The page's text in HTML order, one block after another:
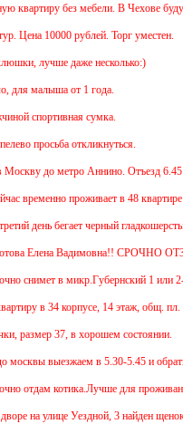
без мебели. В Чехове буду
10000 рублей. Торг уместен.
лучше даже несколько:)
малыша от 1 года.
спортивная сумка.
просьба откликнуться.
до метро Аннино. Отъезд 6.45
временно проживает в 48 квартире
день бегает черный
Елена Вадимовна!! СРОЧНО
снимет в микр.Губернский 1 или 2-х
в 34 корпусе, 14 этаж, общ. пл.
размер 37, в хорошем состоянии.
выезжаем в 5.30-5.45 и обратно
котика.Лучше для проживания
на улице Уездной, 3 найден щенок.